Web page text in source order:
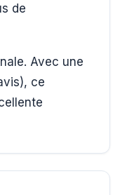
de
Avec une
ce